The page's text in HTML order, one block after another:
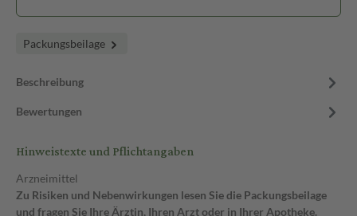
Packungsbeilage
Beschreibung
Bewertungen
Hinweistexte und Pflichtangaben
Arzneimittel
Zu Risiken und Nebenwirkungen lesen Sie die Packungsbeilage
und fragen Sie Ihre Ärztin, Ihren Arzt oder in Ihrer Apotheke.